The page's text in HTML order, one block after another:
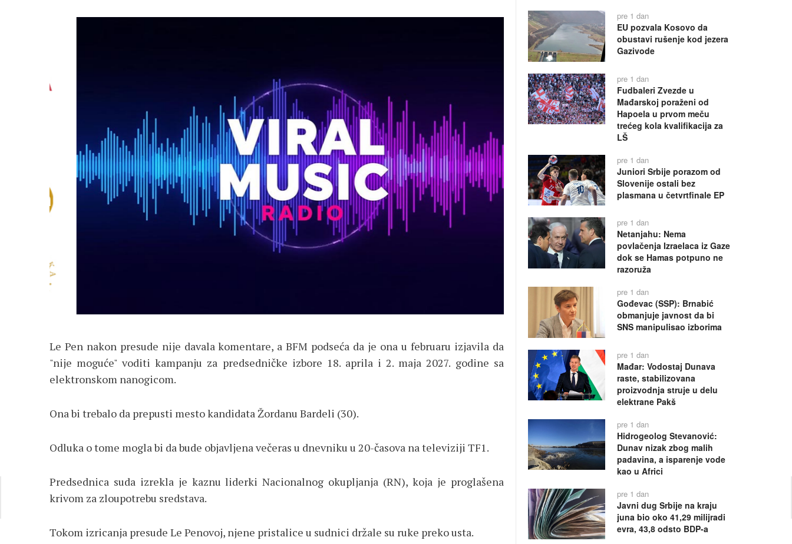
Le Pen nakon presude nije davala komentare, a BFM podseća da je ona u februaru izjavila da
"nije moguće" voditi kampanju za predsedničke izbore 18. aprila i 2. maja 2027. godine sa
elektronskom nanogicom.
Ona bi trebalo da prepusti mesto kandidata Žordanu Bardeli (30).
Odluka o tome mogla bi da bude objavljena večeras u dnevniku u 20-časova na televiziji TF1.
Predsednica suda izrekla je kaznu liderki Nacionalnog okupljanja (RN), koja je proglašena
krivom za zloupotrebu sredstava.
Tokom izricanja presude Le Penovoj, njene pristalice u sudnici držale su ruke preko usta.
pre 1 dan
EU pozvala Kosovo da
obustavi rušenje kod jezera
Gazivode
pre 1 dan
Fudbaleri Zvezde u
Mađarskoj poraženi od
Hapoela u prvom meču
trećeg kola kvalifikacija za
LŠ
pre 1 dan
Juniori Srbije porazom od
Slovenije ostali bez
plasmana u četvrtfinale EP
pre 1 dan
Netanjahu: Nema
povlačenja Izraelaca iz Gaze
dok se Hamas potpuno ne
razoruža
pre 1 dan
Gođevac (SSP): Brnabić
obmanjuje javnost da bi
SNS manipulisao izborima
pre 1 dan
Mađar: Vodostaj Dunava
raste, stabilizovana
proizvodnja struje u delu
elektrane Pakš
pre 1 dan
Hidrogeolog Stevanović:
Dunav nizak zbog malih
padavina, a isparenje vode
kao u Africi
pre 1 dan
Javni dug Srbije na kraju
juna bio oko 41,29 milijradi
evra, 43,8 odsto BDP-a